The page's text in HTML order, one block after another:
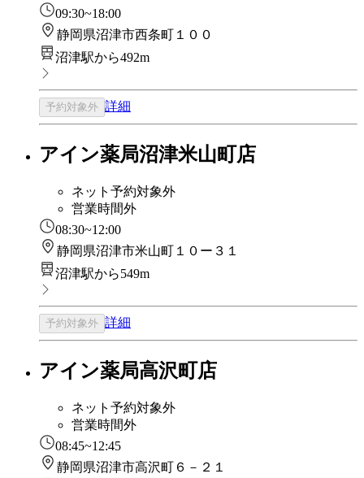
09:30~18:00
静岡県沼津市西条町１００
沼津駅から492m
予約対象外 詳細
アイン薬局沼津米山町店
ネット予約対象外
営業時間外
08:30~12:00
静岡県沼津市米山町１０ー３１
沼津駅から549m
予約対象外 詳細
アイン薬局高沢町店
ネット予約対象外
営業時間外
08:45~12:45
静岡県沼津市高沢町６－２１